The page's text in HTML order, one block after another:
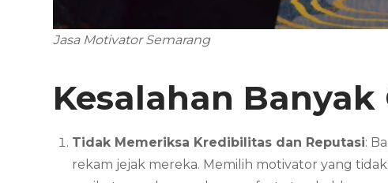
Jasa Motivator Semarang
Kesalahan
Tidak Memeriksa Kredibilitas dan Reputasi:
rekam jejak mereka. Memilih motivator yang